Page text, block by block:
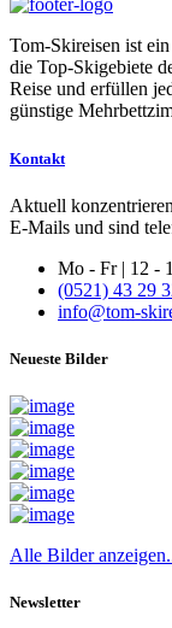
Tom-Skireisen ist
die Top-Skigebiete
Reise und erfüllen
günstige
Kontakt
Aktuell
E-Mails und sind
Mo - Fr | 12 -
(0521) 43 29
info@tom-
Neueste Bilder
Alle Bilder
Newsletter